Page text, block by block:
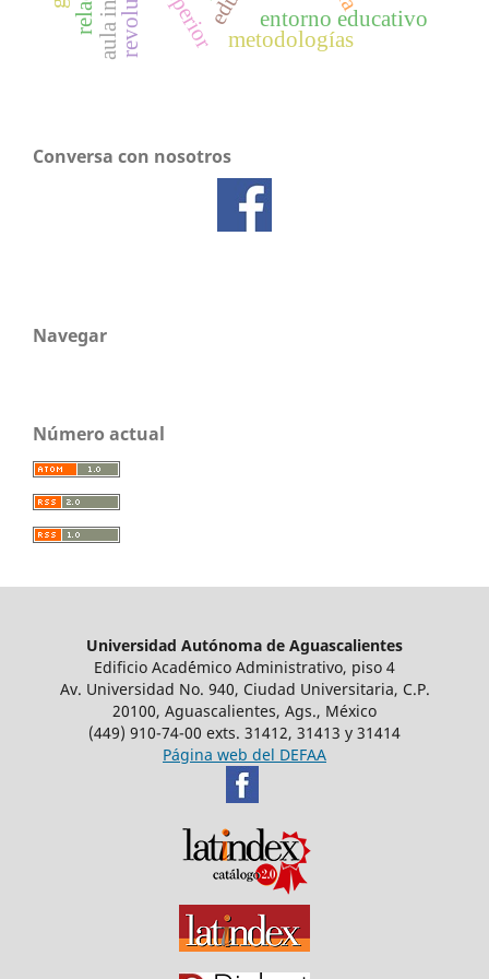
entorno educativo
metodologías
Conversa con nosotros
Navegar
Número actual
Universidad Autónoma de Aguascalientes
Edificio Acad´émico Administrativo, piso 4
Av. Universidad No. 940, Ciudad Universitaria, C.P.
20100, Aguascalientes, Ags., México
(449) 910-74-00 exts. 31412, 31413 y 31414
Página web del DEFAA